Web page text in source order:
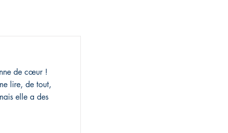
de cœur !
lire, de tout,
elle a des